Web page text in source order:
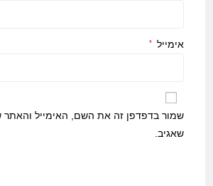
אימייל *
שמור בדפדפן זה את השם, האימייל
שאגיב.